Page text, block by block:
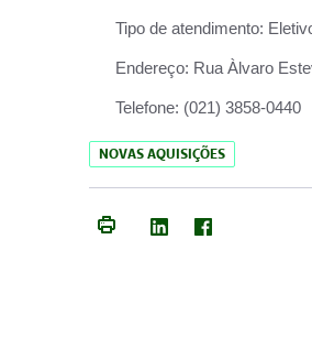
Tipo de atendimento:
Endereço: Rua Àlvaro
Telefone: (021) 3858-0440
NOVAS AQUISIÇÕES